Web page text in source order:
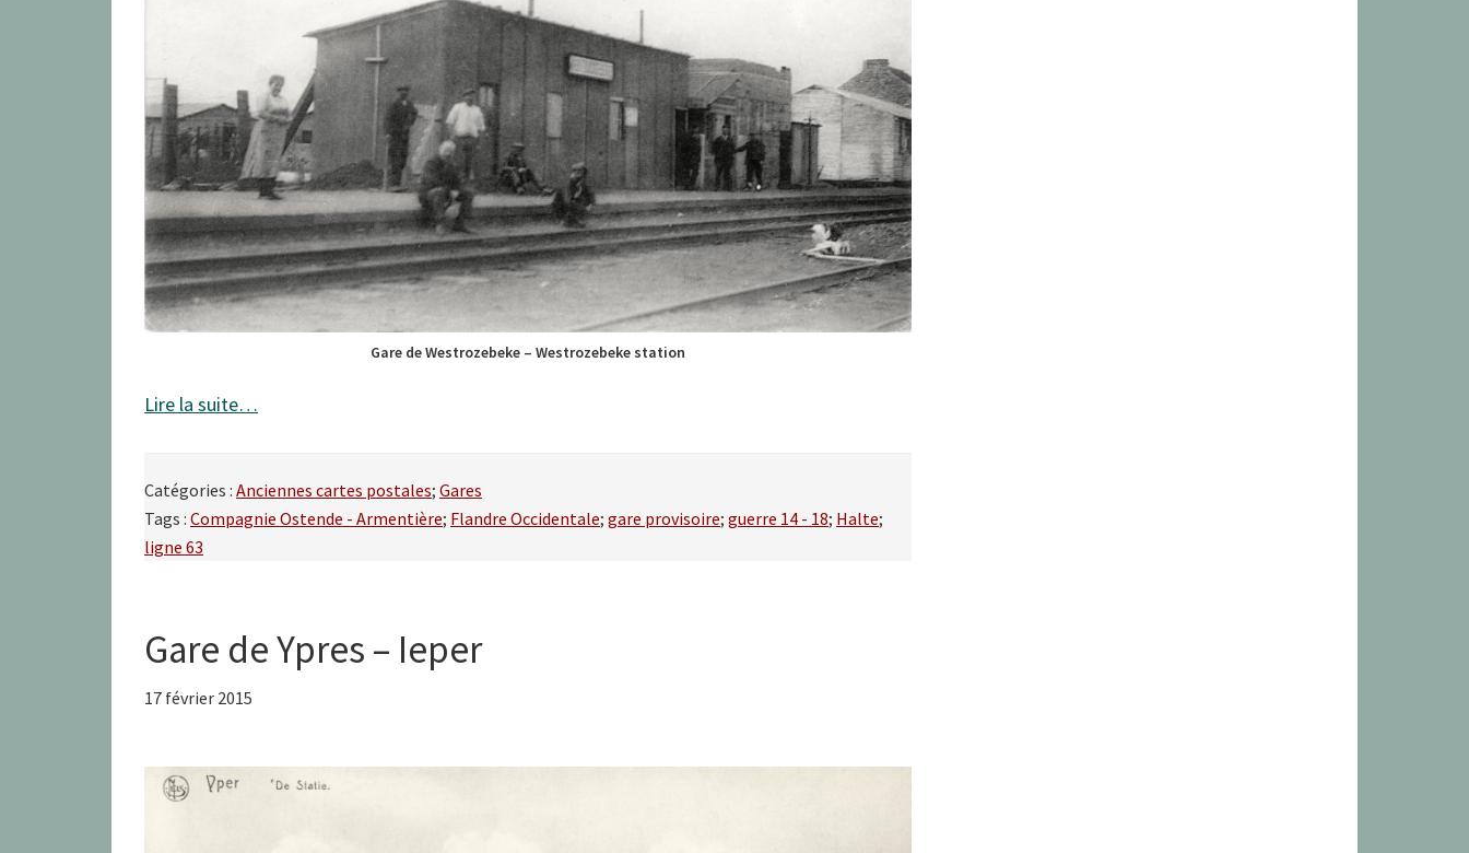
Gare de Westrozebeke – Westrozebeke station
Lire la suite…
Catégories : Anciennes cartes postales; Gares
Tags : Compagnie Ostende - Armentière; Flandre Occidentale; gare provisoire; guerre 14 - 18; Halte;
ligne 63
Gare de Ypres – Ieper
17 février 2015